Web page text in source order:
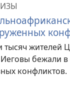
тысяч жителей
бежали в
конфликтов.